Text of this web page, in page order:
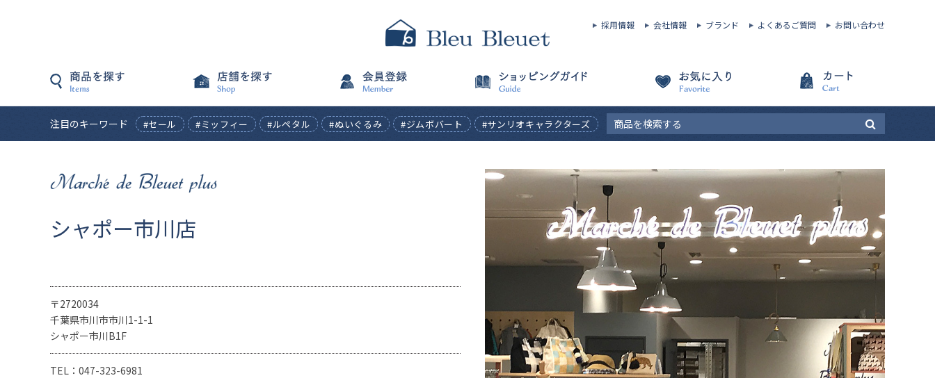
採用情報 会社情報 ブランド よくあるご質問 お問い合わせ
注目のキーワード #セール #ミッフィー #ルペタル #ぬいぐるみ #ジムボバート #サンリオキャラクターズ
シャポー市川店
〒2720034
千葉県市川市市川1-1-1
シャポー市川B1F
TEL：047-323-6981